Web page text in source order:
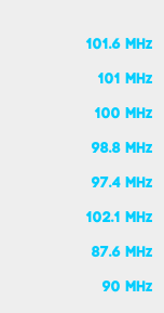
101.6 MHz
101 MHz
100 MHz
98.8 MHz
97.4 MHz
102.1 MHz
87.6 MHz
90 MHz